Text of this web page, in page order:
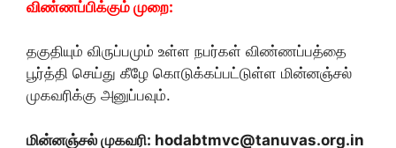
விண்ணப்பிக்கும் முறை:
தகுதியும் விருப்பமும் உள்ள நபர்கள் விண்ணப்பத்தை
பூர்த்தி செய்து கீழே கொடுக்கப்பட்டுள்ள மின்னஞ்சல்
முகவரிக்கு அனுப்பவும்.
மின்னஞ்சல் முகவரி: hodabtmvc@tanuvas.org.in